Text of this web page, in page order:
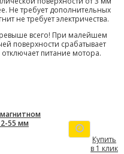
Не требует дополнительных
не требует электричества.
всего! При малейшем
поверхности срабатывает
отключает питание мотора.
55 мм
Купить
в 1 клик